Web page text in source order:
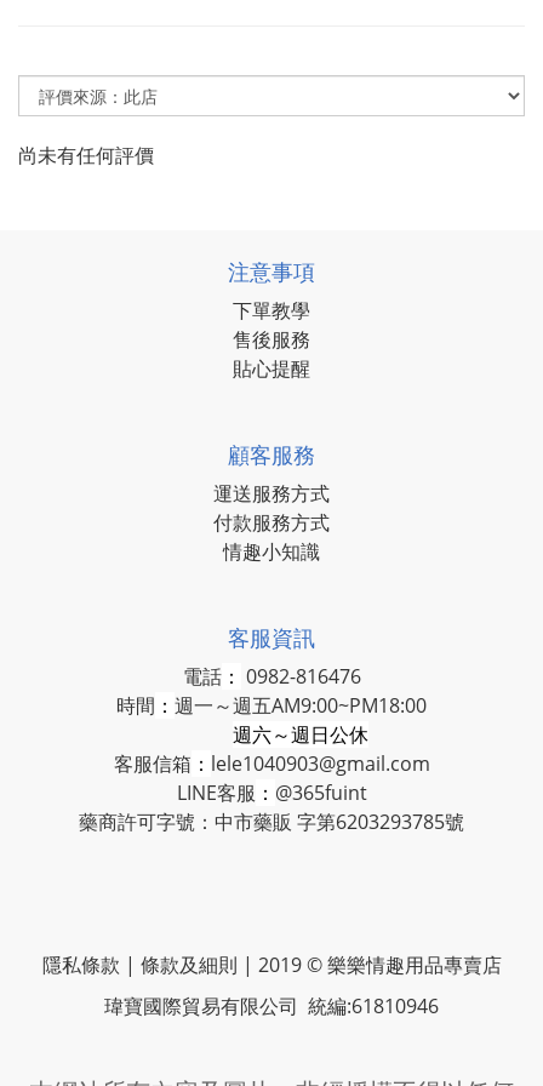
尚未有任何評價
注意事項
下單教學
售後服務
貼心提醒
顧客服務
運送服務方式
付款服務方式
情趣小知識
客服資訊
電話： 0982-816476
時間 ： 週一～週五AM9:00~PM18:00
週六～週日公休
客服信箱 ： lele1040903@gmail.com
LINE客服 ： @365fuint
藥商許可字號：中市藥販 字第6203293785號
隱私條款 | 條款及細則 | 2019 © 樂樂情趣用品專賣店
瑋寶國際貿易有限公司 統編:61810946